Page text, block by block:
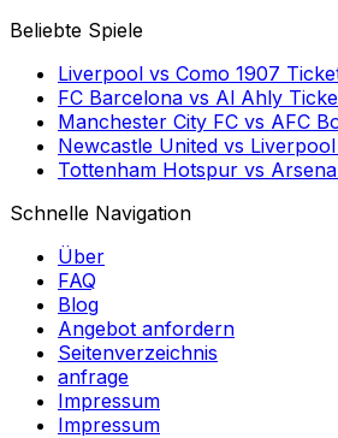
Beliebte Spiele
Liverpool vs Como 1907
FC Barcelona vs Al Ahly
Manchester City FC vs AFC
Newcastle United vs Liverpool
Tottenham Hotspur vs
Schnelle Navigation
Über
FAQ
Blog
Angebot anfordern
Seitenverzeichnis
anfrage
Impressum
Impressum